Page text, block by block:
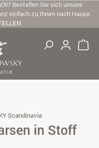
Bestellen Sie sich unsere
einfach zu Ihnen nach Hause.
Scandinavia
in Stoff